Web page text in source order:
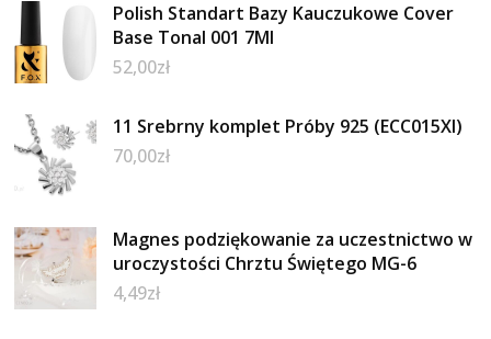
Polish Standart Bazy Kauczukowe Cover
Base Tonal 001 7Ml
52,00zł
11 Srebrny komplet Próby 925 (ECC015XI)
70,00zł
Magnes podziękowanie za uczestnictwo w
uroczystości Chrztu Świętego MG-6
4,49zł